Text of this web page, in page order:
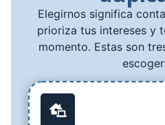
Elegirnos significa
prioriza tus intereses y
momento. Estas son